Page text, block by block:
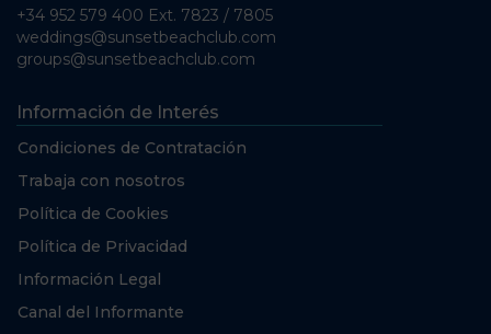
+34 952 579 400 Ext. 7823 / 7805
weddings@sunsetbeachclub.com
groups@sunsetbeachclub.com
Información de Interés
Condiciones de Contratación
Trabaja con nosotros
Política de Cookies
Política de Privacidad
Información Legal
Canal del Informante